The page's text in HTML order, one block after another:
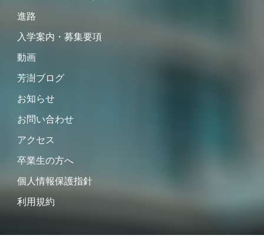
進路
入学案内・募集要項
動画
芳澍ブログ
お知らせ
お問い合わせ
アクセス
卒業生の方へ
個人情報保護指針
利用規約